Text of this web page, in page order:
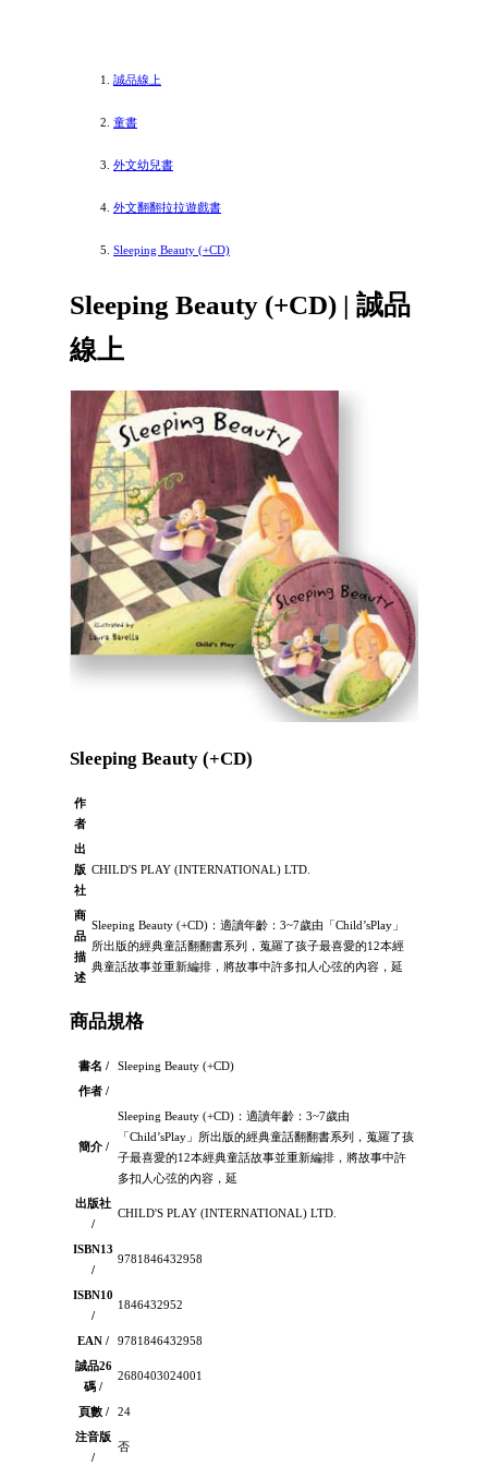
誠品線上
童書
外文幼兒書
外文翻翻拉拉遊戲書
Sleeping Beauty (+CD)
Sleeping Beauty (+CD) | 誠品
線上
Sleeping Beauty (+CD)
作
者
出
版
社
CHILD'S PLAY (INTERNATIONAL) LTD.
商
品
描
述
Sleeping Beauty (+CD)：適讀年齡：3~7歲由「Child’sPlay」
所出版的經典童話翻翻書系列，蒐羅了孩子最喜愛的12本經
典童話故事並重新編排，將故事中許多扣人心弦的內容，延
商品規格
書名 /
Sleeping Beauty (+CD)
作者 /
簡介 /
Sleeping Beauty (+CD)：適讀年齡：3~7歲由
「Child’sPlay」所出版的經典童話翻翻書系列，蒐羅了孩
子最喜愛的12本經典童話故事並重新編排，將故事中許
多扣人心弦的內容，延
出版社
/
CHILD'S PLAY (INTERNATIONAL) LTD.
ISBN13
/
9781846432958
ISBN10
/
1846432952
EAN /
9781846432958
誠品26
碼 /
2680403024001
頁數 /
24
注音版
/
否